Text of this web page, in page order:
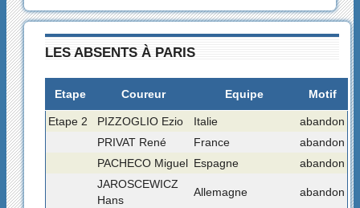
LES ABSENTS À PARIS
Etape Coureur Equipe Motif
Etape 2 PIZZOGLIO Ezio Italie
abandon
PRIVAT René
France
abandon
PACHECO Miguel Espagne
abandon
JAROSCEWICZ
Hans
Allemagne abandon